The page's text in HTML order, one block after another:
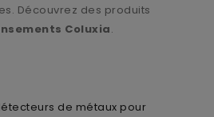
Découvrez des produits
Coluxia.
de métaux pour